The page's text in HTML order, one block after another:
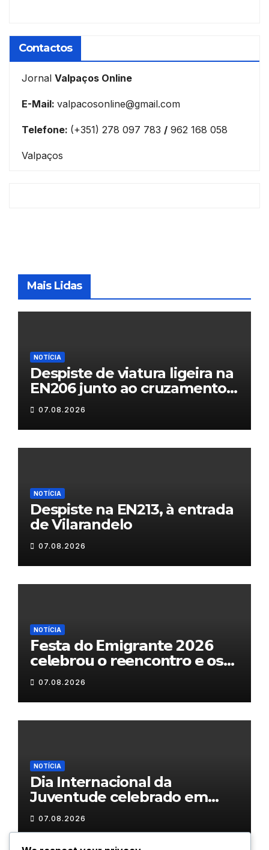
Contactos
Jornal Valpaços Online
E-Mail: valpacosonline@gmail.com
Telefone: (+351) 278 097 783 / 962 168 058
Valpaços
Mais Lidas
NOTÍCIA
Despiste de viatura ligeira na
EN206 junto ao cruzamento
Fornos do Pinhal
07.08.2026
NOTÍCIA
Despiste na EN213, à entrada
de Vilarandelo
07.08.2026
NOTÍCIA
𝗙𝗲𝘀𝘁𝗮 𝗱𝗼 𝗘𝗺𝗶𝗴𝗿𝗮𝗻𝘁𝗲 𝟮𝟬𝟮𝟲
𝗰𝗲𝗹𝗲𝗯𝗿𝗼𝘂 𝗼 𝗿𝗲𝗲𝗻𝗰𝗼𝗻𝘁𝗿𝗼 𝗲 𝗼𝘀
𝗹𝗮𝗰̧𝗼𝘀 𝗾𝘂𝗲 𝘂𝗻𝗲𝗺 𝗠𝘂𝗿𝗰̧𝗮
07.08.2026
NOTÍCIA
Dia Internacional da
Juventude celebrado em
Chaves com atividades
gratuitas
07.08.2026